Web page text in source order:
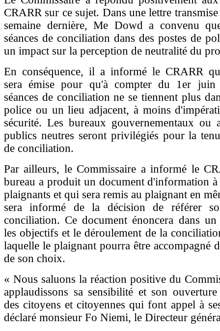
CRARR sur ce sujet. Dans une lettre
semaine dernière, Me Dowd a convenu
séances de conciliation dans des postes de
un impact sur la perception de neutralité du
En conséquence, il a informé le CRARR
sera émise pour qu'à compter du 1er juin
séances de conciliation ne se tiennent plus
police ou un lieu adjacent, à moins
sécurité. Les bureaux gouvernementaux ou
publics neutres seront privilégiés pour la
de conciliation.
Par ailleurs, le Commissaire a informé le
bureau a produit un document d'information à
plaignants et qui sera remis au plaignant en
sera informé de la décision de référer
conciliation. Ce document énoncera dans
les objectifs et le déroulement de la
laquelle le plaignant pourra être accompagné
de son choix.
« Nous saluons la réaction positive du
applaudissons sa sensibilité et son
des citoyens et citoyennes qui font appel à
déclaré monsieur Fo Niemi, le Directeur